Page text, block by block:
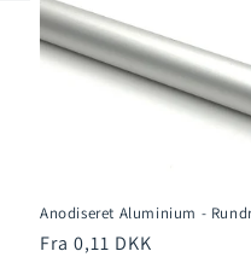
Anodiseret Aluminium -
Normalpris
Fra 0,11 DKK